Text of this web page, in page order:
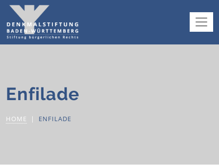
Enfilade
HOME ENFILADE